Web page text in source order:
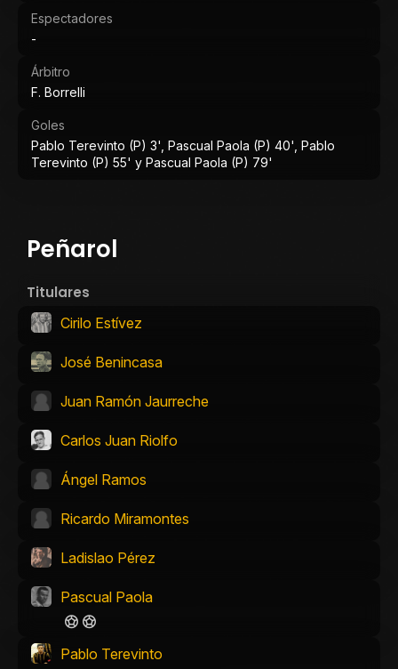
Espectadores
-
Árbitro
F. Borrelli
Goles
Pablo Terevinto (P) 3', Pascual Paola (P) 40', Pablo
Terevinto (P) 55' y Pascual Paola (P) 79'
Peñarol
Titulares
Cirilo Estívez
José Benincasa
Juan Ramón Jaurreche
Carlos Juan Riolfo
Ángel Ramos
Ricardo Miramontes
Ladislao Pérez
Pascual Paola
Pablo Terevinto